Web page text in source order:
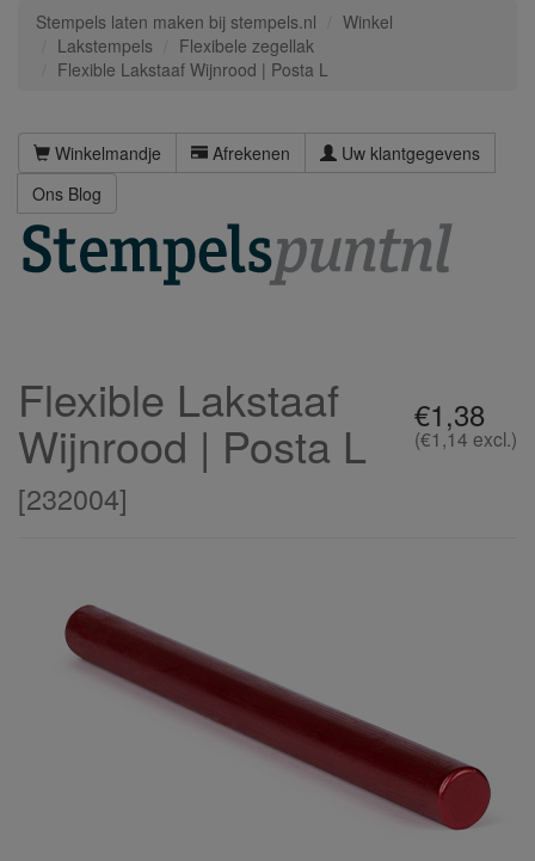
Stempels laten maken bij stempels.nl
Winkel
Lakstempels
Flexibele zegellak
Flexible Lakstaaf Wijnrood | Posta L
Winkelmandje Afrekenen
Uw klantgegevens
Ons Blog
€1,38
(€1,14 excl.)
Flexible Lakstaaf
Wijnrood | Posta L
[232004]